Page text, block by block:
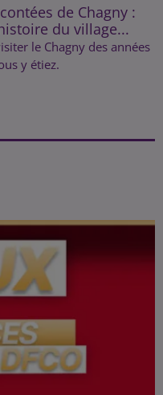
de Chagny :
du village...
le Chagny des années
y étiez.